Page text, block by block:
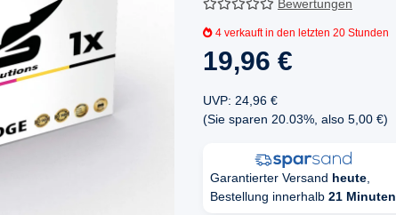
Bewertungen
4 verkauft in den letzten 20 Stunden
19,96 €
UVP: 24,96 €
(Sie sparen 20.03% , also 5,00 €)
Garantierter Versand heute,
Bestellung innerhalb 21 Minuten